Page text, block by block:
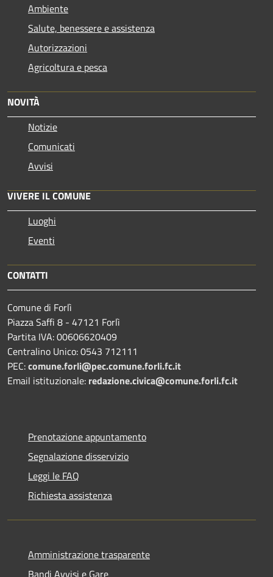
Ambiente
Salute, benessere e assistenza
Autorizzazioni
Agricoltura e pesca
NOVITÀ
Notizie
Comunicati
Avvisi
VIVERE IL COMUNE
Luoghi
Eventi
CONTATTI
Comune di Forlì
Piazza Saffi 8 - 47121 Forlì
Partita IVA: 00606620409
Centralino Unico: 0543 712111
PEC:comune.forli@pec.comune.forli.fc.it
Email istituzionale: redazione.civica@comune.forli.fc.it
Prenotazione appuntamento
Segnalazione disservizio
Leggi le FAQ
Richiesta assistenza
Amministrazione trasparente
Bandi Avvisi e Gare